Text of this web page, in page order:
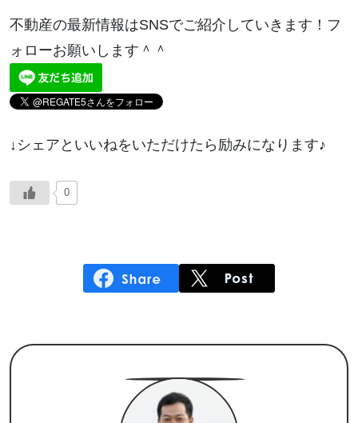
不動産の最新情報はSNSでご紹介していきます！フ
ォローお願いします＾＾
↓シェアといいねをいただけたら励みになります♪
0